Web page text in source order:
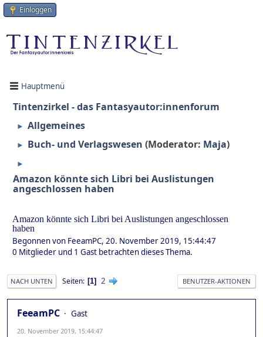
Einloggen
Hauptmenü
Tintenzirkel - das Fantasyautor:innenforum
► Allgemeines
► Buch- und Verlagswesen (Moderator: Maja)
►
Amazon könnte sich Libri bei Auslistungen
angeschlossen haben
Amazon könnte sich Libri bei Auslistungen angeschlossen
haben
Begonnen von FeeamPC, 20. November 2019, 15:44:47
0 Mitglieder und 1 Gast betrachten dieses Thema.
NACH UNTEN Seiten 1 2 BENUTZER-AKTIONEN
FeeamPC Gast
20. November 2019, 15:44:47